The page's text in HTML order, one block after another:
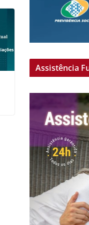
Assistência